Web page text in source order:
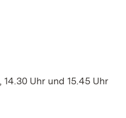
14.30 Uhr und 15.45 Uhr